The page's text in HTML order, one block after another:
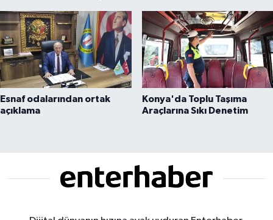
Esnaf odalarından ortak
açıklama
Konya'da Toplu Taşıma
Araçlarına Sıkı Denetim